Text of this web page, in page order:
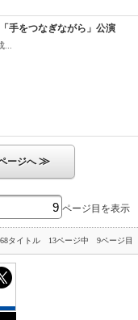
手をつなぎながら」公演
ージへ≫
ページ目を表示
タイトル 13ページ中 9ページ目